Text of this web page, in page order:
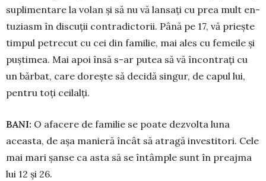
suplimentare la volan și să nu vă lansați cu prea mult en­
tuziasm în discuții contra­dictorii. Până pe 17, vă pri­ește
timpul petrecut cu cei din familie, mai ales cu femeile și
puș­timea. Mai apoi însă s-ar putea să vă încontrați cu
un bărbat, care dorește să decidă singur, de capul lui,
pentru toți ceilalți.
BANI: O afacere de familie se poate dez­volta luna
aceasta, de așa ma­nieră încât să atragă investitori. Ce­le
mai mari șanse ca asta să se în­tâmple sunt în preajma
lui 12 și 26.